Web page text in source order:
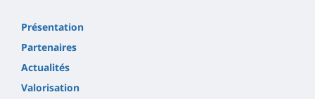
Présentation
Partenaires
Actualités
Valorisation